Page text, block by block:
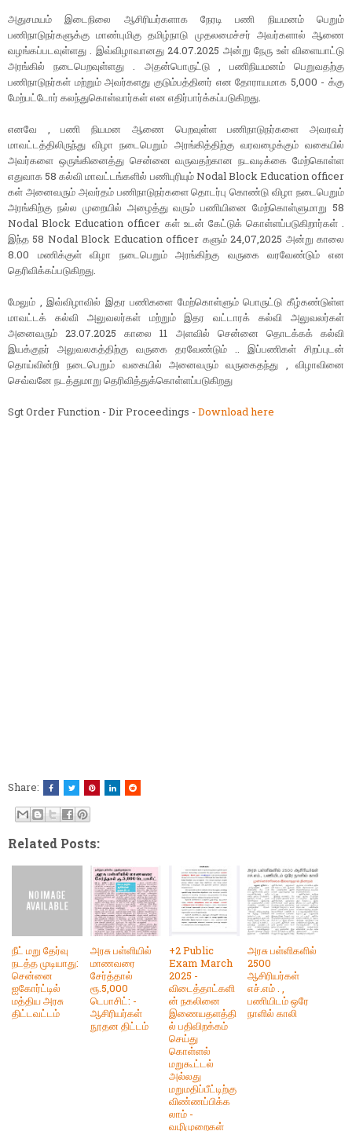
அதுசமயம் இடைநிலை ஆசிரியர்களாக நேரடி பணி நியமனம் பெறும்
பணிநாடுநர்களுக்கு மாண்புமிகு தமிழ்நாடு முதலமைச்சர் அவர்களால் ஆணை
வழங்கப்படவுள்ளது . இவ்விழாவானது 24.07.2025 அன்று நேரு உள் விளையாட்டு
அரங்கில் நடைபெறவுள்ளது . அதன்பொருட்டு , பணிநியமனம் பெறுவதற்கு
பணிநாடுநர்கள் மற்றும் அவர்களது குடும்பத்தினர் என தோராயமாக 5,000 - க்கு
மேற்பட்டோர் கலந்துகொள்வார்கள் என எதிர்பார்க்கப்படுகிறது.
எனவே , பணி நியமன ஆணை பெறவுள்ள பணிநாடுநர்களை அவரவர்
மாவட்டத்திலிருந்து விழா நடைபெறும் அரங்கித்திற்கு வரவழைக்கும் வகையில்
அவர்களை ஒருங்கினைத்து சென்னை வருவதற்கான நடவடிக்கை மேற்கொள்ள
எதுவாக 58 கல்வி மாவட்டங்களில் பணிபுரியும் Nodal Block Education officer
கள் அனைவரும் அவர்தம் பணிநாடுநர்களை தொடர்பு கொண்டு விழா நடைபெறும்
அரங்கிற்கு நல்ல முறையில் அழைத்து வரும் பணியினை மேற்கொள்ளுமாறு 58
Nodal Block Education officer கள் உடன் கேட்டுக் கொள்ளப்படுகிறார்கள் .
இந்த 58 Nodal Block Education officer களும் 24,07,2025 அன்று காலை
8.00 மணிக்குள் விழா நடைபெறும் அரங்கிற்கு வருகை வரவேண்டும் என
தெரிவிக்கப்படுகிறது.
மேலும் , இவ்விழாவில் இதர பணிகளை மேற்கொள்ளும் பொருட்டு கீழ்கண்டுள்ள
மாவட்டக் கல்வி அலுவலர்கள் மற்றும் இதர வட்டாரக் கல்வி அலுவலர்கள்
அனைவரும் 23.07.2025 காலை 11 அளவில் சென்னை தொடக்கக் கல்வி
இயக்குநர் அலுவலகத்திற்கு வருகை தரவேண்டும் .. இப்பணிகள் சிறப்புடன்
தொய்வின்றி நடைபெறும் வகையில் அனைவரும் வருகைதந்து , விழாவினை
செவ்வனே நடத்துமாறு தெரிவித்துக்கொள்ளப்படுகிறது
Sgt Order Function - Dir Proceedings - Download here
Share:
Related Posts:
நீட் மறு தேர்வு
நடத்த முடியாது:
சென்னை
ஐகோர்ட்டில்
மத்திய அரசு
திட்டவட்டம்
அரசு பள்ளியில்
மாணவரை
சேர்த்தால்
ரூ.5,000
டெபாசிட்: -
ஆசிரியர்கள்
நூதன திட்டம்
+2 Public
Exam March
2025 -
விடைத்தாட்களி
ன் நகலினை
இணையதளத்தி
ல் பதிவிறக்கம்
செய்து
கொள்ளல்
மறுகூட்டல்
அல்லது
மறுமதிப்பீட்டிற்கு
விண்ணப்பிக்க
லாம் -
வழிமுறைகள்
அரசு பள்ளிகளில்
2500
ஆசிரியர்கள்
எச்.எம் . ,
பணியிடம் ஒரே
நாளில் காலி